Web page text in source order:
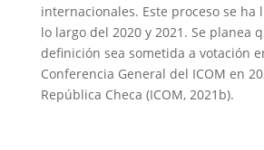
internacionales. Este proceso se ha
lo largo del 2020 y 2021. Se planea
definición sea sometida a votación
Conferencia General del ICOM en
República Checa (ICOM, 2021b).